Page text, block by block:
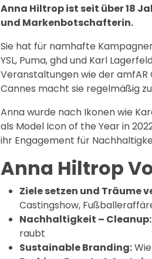
Anna Hiltrop ist seit über 18
und Markenbotschafterin.
Sie hat für namhafte
YSL, Puma, ghd und Karl
Veranstaltungen wie der amfAR
Cannes macht sie regelmäßig
Anna wurde nach Ikonen wie
als Model Icon of the Year in
ihr Engagement für
Anna Hiltrop
Ziele setzen und Träume
Castingshow,
Nachhaltigkeit – Cleanup:
raubt
Sustainable Branding: